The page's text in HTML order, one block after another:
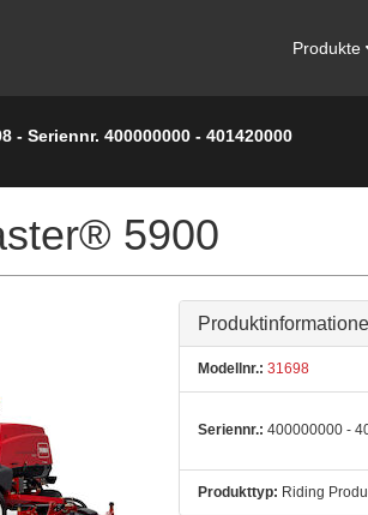
Produkte
- Seriennr. 400000000 - 401420000
5900
Modellnr.: 31698
Seriennr.: 400000000 -
Produkttyp: Riding